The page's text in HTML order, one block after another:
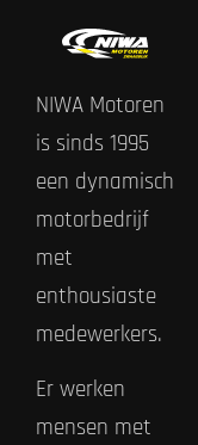
NIWA Motoren
is sinds 1995
een dynamisch
motorbedrijf
met
enthousiaste
medewerkers.
Er werken
mensen met